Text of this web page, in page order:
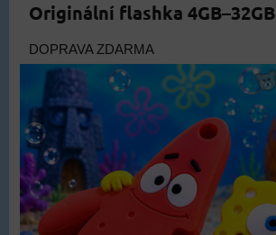
Originální flashka 4GB–32GB
DOPRAVA ZDARMA